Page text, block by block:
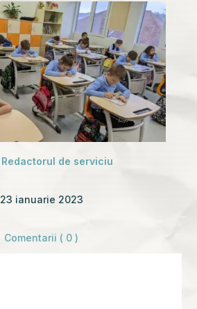
Redactorul de serviciu
23 ianuarie 2023
Comentarii ( 0 )